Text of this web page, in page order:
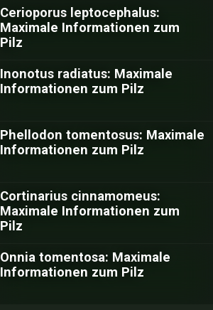
Cerioporus leptocephalus:
Maximale Informationen zum
Pilz
Inonotus radiatus: Maximale
Informationen zum Pilz
Phellodon tomentosus: Maximale
Informationen zum Pilz
Cortinarius cinnamomeus:
Maximale Informationen zum
Pilz
Onnia tomentosa: Maximale
Informationen zum Pilz